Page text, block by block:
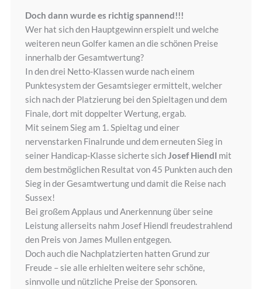
Doch dann wurde es richtig spannend!!!
Wer hat sich den Hauptgewinn erspielt und welche
weiteren neun Golfer kamen an die schönen Preise
innerhalb der Gesamtwertung?
In den drei Netto-Klassen wurde nach einem
Punktesystem der Gesamtsieger ermittelt, welcher
sich nach der Platzierung bei den Spieltagen und dem
Finale, dort mit doppelter Wertung, ergab.
Mit seinem Sieg am 1. Spieltag und einer
nervenstarken Finalrunde und dem erneuten Sieg in
seiner Handicap-Klasse sicherte sichJosef Hiendl mit
dem bestmöglichen Resultat von 45 Punkten auch den
Sieg in der Gesamtwertung und damit die Reise nach
Sussex!
Bei großem Applaus und Anerkennung über seine
Leistung allerseits nahm Josef Hiendl freudestrahlend
den Preis von James Mullen entgegen.
Doch auch die Nachplatzierten hatten Grund zur
Freude – sie alle erhielten weitere sehr schöne,
sinnvolle und nützliche Preise der Sponsoren.